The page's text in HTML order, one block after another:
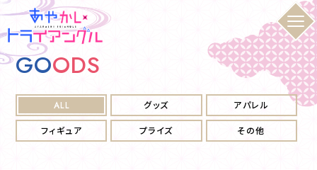
GOODS
ALL グッズ
アパレル
フィギュア
プライズ その他